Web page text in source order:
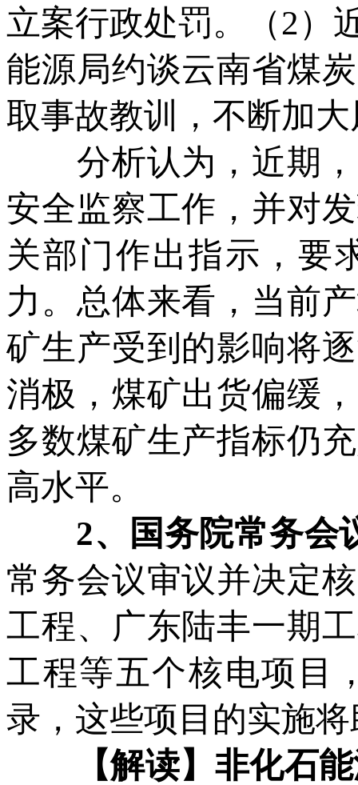
立案行政处罚。（2）
能源局约谈云南省煤
取事故教训，不断加
分析认为，近期，
安全监察工作，并对
关部门作出指示，要
力。总体来看，当前
矿生产受到的影响将
消极，煤矿出货偏缓
多数煤矿生产指标仍
高水平。
2、国务院常务会
常务会议审议并决定
工程、广东陆丰一期
工程等五个核电项目
录，这些项目的实施
【解读】非化石能